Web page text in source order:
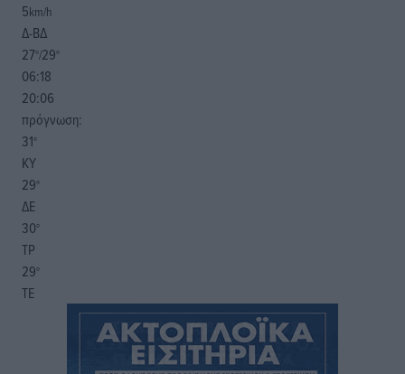
5km/h
Δ-ΒΔ
27°/29°
06:18
20:06
πρόγνωση:
31°
ΚΥ
29°
ΔΕ
30°
ΤΡ
29°
ΤΕ